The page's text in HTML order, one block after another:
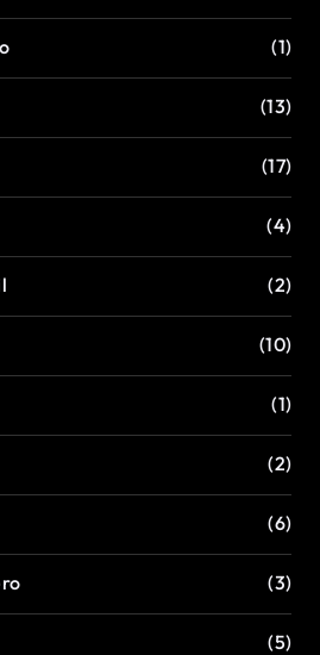
(1)
(13)
(17)
(4)
(2)
(10)
(1)
(2)
(6)
(3)
(5)